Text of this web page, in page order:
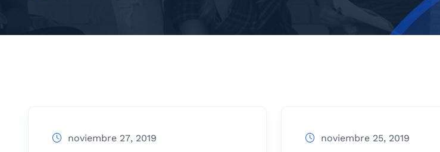
noviembre 27, 2019 noviembre 25, 2019